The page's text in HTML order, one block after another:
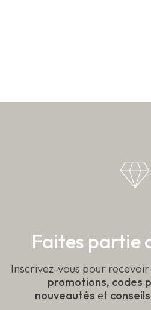
Faites partie
Inscrivez-vous pour recevoir
promotions, codes
nouveautés et conseils